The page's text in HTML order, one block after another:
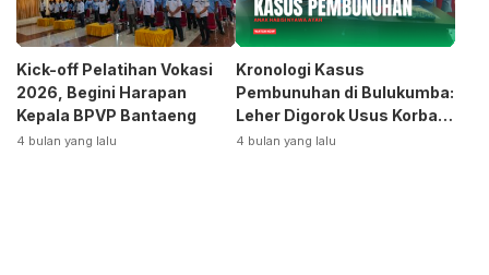
Kick-off Pelatihan Vokasi
2026, Begini Harapan
Kepala BPVP Bantaeng
4 bulan yang lalu
Kronologi Kasus
Pembunuhan di Bulukumba:
Leher Digorok Usus Korban
Dikeluarkan
4 bulan yang lalu